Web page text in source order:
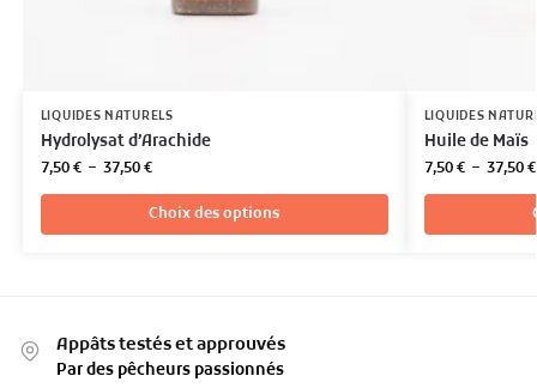
LIQUIDES NATURELS
Hydrolysat d’Arachide
7,50€ – 37,50€
Choix des options
LIQUIDES
Huile de Maïs
7,50€ – 37,50€
Appâts testés et approuvés
Par des pêcheurs passionnés